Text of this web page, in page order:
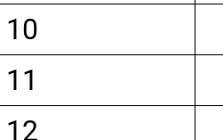
10
11
12